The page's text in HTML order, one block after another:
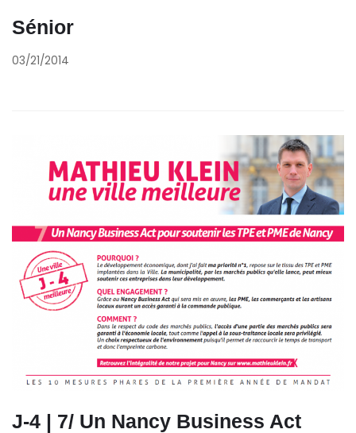
Sénior
03/21/2014
J-4 | 7/ Un Nancy Business Act